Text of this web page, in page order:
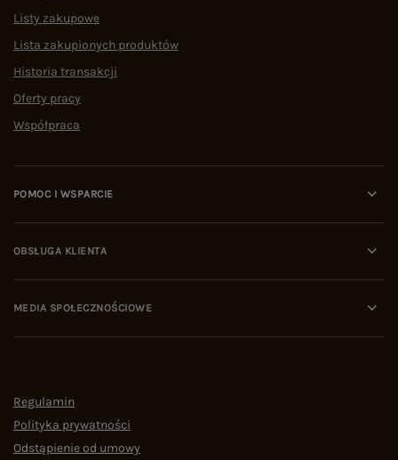
Listy zakupowe
Lista zakupionych produktów
Historia transakcji
Oferty pracy
Współpraca
POMOC I WSPARCIE
OBSŁUGA KLIENTA
MEDIA SPOŁECZNOŚCIOWE
Regulamin
Polityka prywatności
Odstąpienie od umowy